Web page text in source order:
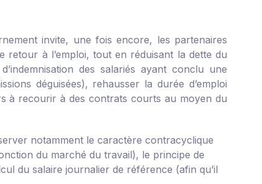
invite, une fois encore, les partenaires
retour à l’emploi, tout en réduisant la dette du
des salariés ayant conclu une
déguisées), rehausser la durée d’emploi
à recourir à des contrats courts au moyen du
notamment le caractère contracyclique
du marché du travail), le principe de
du salaire journalier de référence (afin qu’il